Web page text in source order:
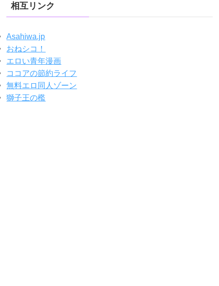
相互リンク
Asahiwa.jp
おねシコ！
エロい青年漫画
ココアの節約ライフ
無料エロ同人ゾーン
獅子王の檻